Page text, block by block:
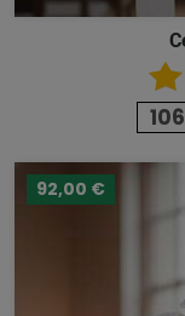
92,00 €